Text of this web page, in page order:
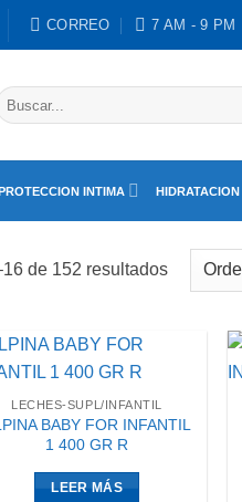
CORREO 7 AM - 9 PM
INTIMA HIDRATACION
de 152 resultados
LECHES-SUPL/INFANTIL
BABY FOR INFANTIL
1 400 GR R
LEER MÁS